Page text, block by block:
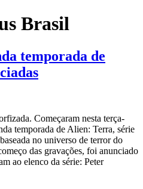
Brasil
temporada de
Começaram nesta terça-
temporada de Alien: Terra, série
no universo de terror do
das gravações, foi anunciado
ao elenco da série: Peter